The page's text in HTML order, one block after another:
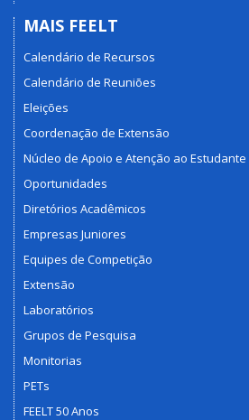
MAIS FEELT
Calendário de Recursos
Calendário de Reuniões
Eleições
Coordenação de Extensão
Núcleo de Apoio e Atenção ao Estudante
Oportunidades
Diretórios Acadêmicos
Empresas Juniores
Equipes de Competição
Extensão
Laboratórios
Grupos de Pesquisa
Monitorias
PETs
FEELT 50 Anos